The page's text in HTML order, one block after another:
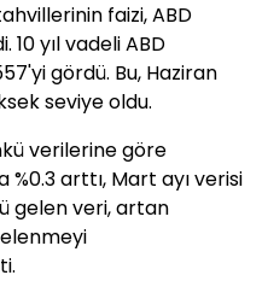
faizi, ABD
10 yıl vadeli ABD
gördü. Bu, Haziran
seviye oldu.
verilerine göre
arttı, Mart ayı verisi
gelen veri, artan